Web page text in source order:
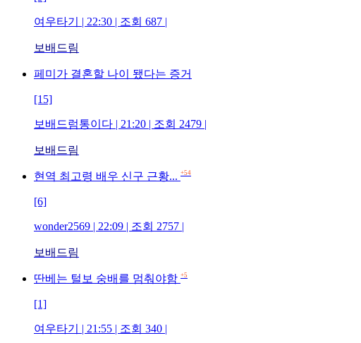
여우타기 | 22:30 | 조회 687 |
보배드림
페미가 결혼할 나이 됐다는 증거
[15]
보배드럼통이다 | 21:20 | 조회 2479 |
보배드림
현역 최고령 배우 신구 근황... +54
[6]
wonder2569 | 22:09 | 조회 2757 |
보배드림
딴베는 털보 숭배를 멈춰야함 +5
[1]
여우타기 | 21:55 | 조회 340 |